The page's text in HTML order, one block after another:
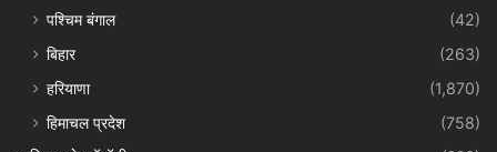
पश्चिम बंगाल
(42)
बिहार
(263)
हरियाणा
(1,870)
हिमाचल प्रदेश
(758)